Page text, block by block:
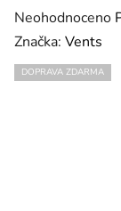
Průměrné
Neohodnoceno
Značka: Vents
DOPRAVA ZDARMA